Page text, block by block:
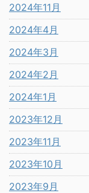
2024年11月
2024年4月
2024年3月
2024年2月
2024年1月
2023年12月
2023年11月
2023年10月
2023年9月